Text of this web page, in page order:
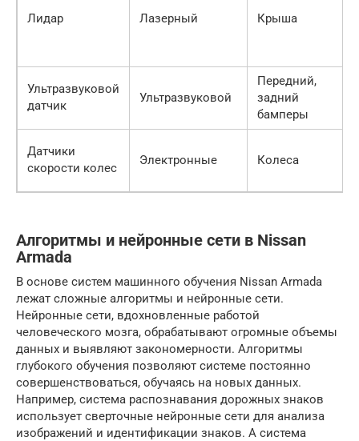
Лидар Лазерный Крыша
Ультразвуковой
датчик
Ультразвуковой
Передний,
задний
бамперы
Датчики
скорости колес
Электронные Колеса
Алгоритмы и нейронные сети в Nissan
Armada
В основе систем машинного обучения Nissan Armada
лежат сложные алгоритмы и нейронные сети.
Нейронные сети, вдохновленные работой
человеческого мозга, обрабатывают огромные объемы
данных и выявляют закономерности. Алгоритмы
глубокого обучения позволяют системе постоянно
совершенствоваться, обучаясь на новых данных.
Например, система распознавания дорожных знаков
использует сверточные нейронные сети для анализа
изображений и идентификации знаков. А система